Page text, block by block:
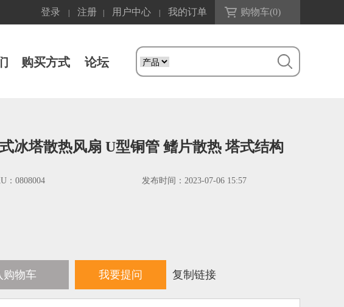
登录 注册 用户中心 我的订单 购物车(0)
购买方式 论坛
冰塔散热风扇 U型铜管 鳍片散热 塔式结构
： 0808004 发布时间： 2023-07-06 15:57
购物车 我要提问 复制链接